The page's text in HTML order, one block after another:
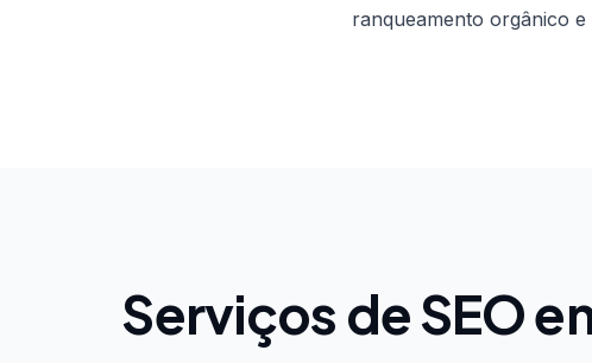
ranqueamento orgânico
Serviços de SEO